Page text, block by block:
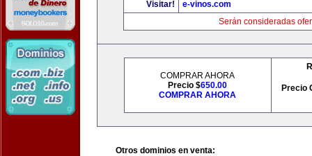
Visitar!
e-vinos.com
Serán consideradas
COMPRAR AHORA
Precio $650.00
COMPRAR AHORA
Precio
Otros dominios en venta: